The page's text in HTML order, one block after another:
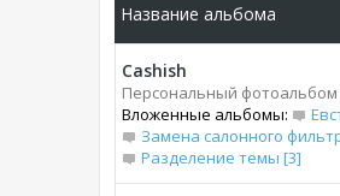
Название альбома
Cashish
Персональный фотоальбом
Вложенные альбомы:
Замена салонного
Разделение темы [3]